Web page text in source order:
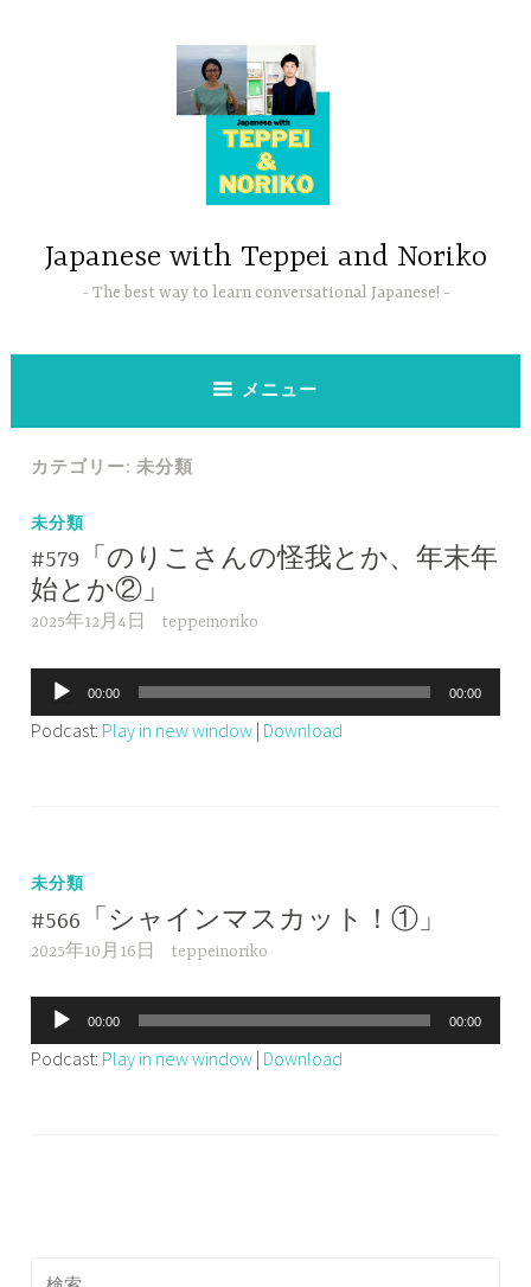
Japanese with Teppei and Noriko
The best way to learn conversational Japanese!
メニュー
カテゴリー:未分類
未分類
#579「のりこさんの怪我とか、年末年
始とか②」
2025年12月4日 teppeinoriko
声
プ
00:00 00:00
Podcast: Play in new window | Download
未分類
#566「シャインマスカット！①」
2025年10月16日 teppeinoriko
声
プ
00:00 00:00
Podcast: Play in new window | Download
検